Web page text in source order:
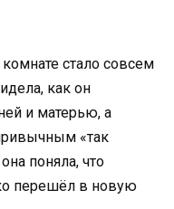
стало совсем
как он
и матерью, а
«так
поняла, что
перешёл в новую